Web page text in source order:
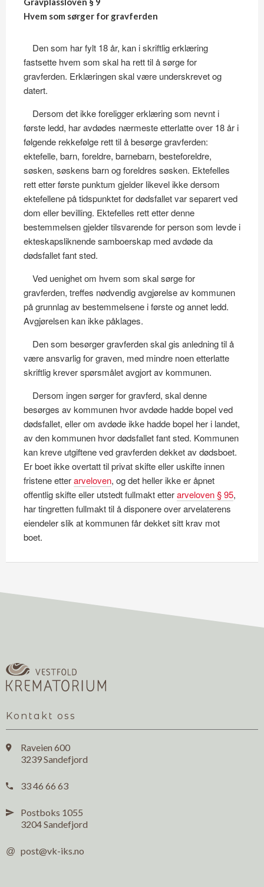
Hvem som sørger for gravferden
Den som har fylt 18 år, kan i skriftlig erklæring
fastsette hvem som skal ha rett til å sørge for
gravferden. Erklæringen skal være underskrevet og
datert.
Dersom det ikke foreligger erklæring som nevnt i
første ledd, har avdødes nærmeste etterlatte over 18 år i
følgende rekkefølge rett til å besørge gravferden:
ektefelle, barn, foreldre, barnebarn, besteforeldre,
søsken, søskens barn og foreldres søsken. Ektefelles
rett etter første punktum gjelder likevel ikke dersom
ektefellene på tidspunktet for dødsfallet var separert ved
dom eller bevilling. Ektefelles rett etter denne
bestemmelsen gjelder tilsvarende for person som levde i
ekteskapsliknende samboerskap med avdøde da
dødsfallet fant sted.
Ved uenighet om hvem som skal sørge for
gravferden, treffes nødvendig avgjørelse av kommunen
på grunnlag av bestemmelsene i første og annet ledd.
Avgjørelsen kan ikke påklages.
Den som besørger gravferden skal gis anledning til å
være ansvarlig for graven, med mindre noen etterlatte
skriftlig krever spørsmålet avgjort av kommunen.
Dersom ingen sørger for gravferd, skal denne
besørges av kommunen hvor avdøde hadde bopel ved
dødsfallet, eller om avdøde ikke hadde bopel her i landet,
av den kommunen hvor dødsfallet fant sted. Kommunen
kan kreve utgiftene ved gravferden dekket av dødsboet.
Er boet ikke overtatt til privat skifte eller uskifte innen
fristene etterarveloven, og det heller ikke er åpnet
offentlig skifte eller utstedt fullmakt etterarveloven § 95,
har tingretten fullmakt til å disponere over arvelaterens
eiendeler slik at kommunen får dekket sitt krav mot
boet.
Kontakt oss

Raveien 600
3239 Sandefjord
 33 46 66 63

Postboks 1055
3204 Sandefjord
@ post@vk-iks.no